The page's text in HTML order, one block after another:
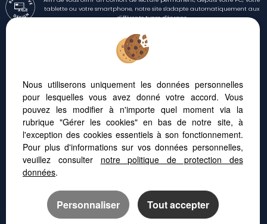
tablette ou votre smartphone, notre site s'adapte automatiquement aux
différents types d'écrans
Logiciel immo
Création site internet
Montpellier (34000)
Castelnau Le Lez (34170)
Lattes (34970)
Montpellier (34070)
Perols (34470)
Baillargues (34670)
Le Cres (34920)
Nous utiliserons uniquement les données personnelles
pour lesquelles vous avez donné votre accord. Vous
pouvez les modifier à n'importe quel moment via la
rubrique "Gérer les cookies" en bas de notre site, à
l'exception des cookies essentiels à son fonctionnement.
Pour plus d'informations sur vos données personnelles,
veuillez consulter notre politique de protection des
données.
Personnaliser Tout accepter